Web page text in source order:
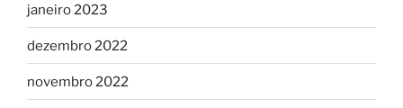
janeiro 2023
dezembro 2022
novembro 2022